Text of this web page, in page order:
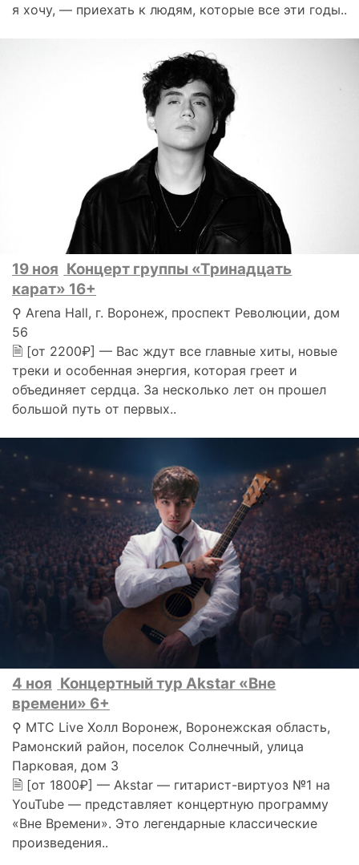
я хочу, — приехать к людям, которые все эти годы..
19 ноя Концерт группы «Тринадцать
карат» 16+
⚲ Arena Hall, г. Воронеж, проспект Революции, дом
56
🗎 [от 2200₽] — Вас ждут все главные хиты, новые
треки и особенная энергия, которая греет и
объединяет сердца. За несколько лет он прошел
большой путь от первых..
4 ноя Концертный тур Akstar «Вне
времени» 6+
⚲ МТС Live Холл Воронеж, Воронежская область,
Рамонский район, поселок Солнечный, улица
Парковая, дом 3
🗎 [от 1800₽] — Akstar — гитарист-виртуоз №1 на
YouTube — представляет концертную программу
«Вне Времени». Это легендарные классические
произведения..